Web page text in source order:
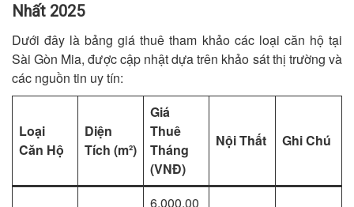
Nhất 2025
Dưới đây là bảng giá thuê tham khảo các loại căn hộ tại
Sài Gòn Mia, được cập nhật dựa trên khảo sát thị trường và
các nguồn tin uy tín:
Loại
Căn Hộ
Diện
Tích (m²)
Giá
Thuê
Tháng
(VNĐ)
Nội Thất Ghi Chú
6,000,00